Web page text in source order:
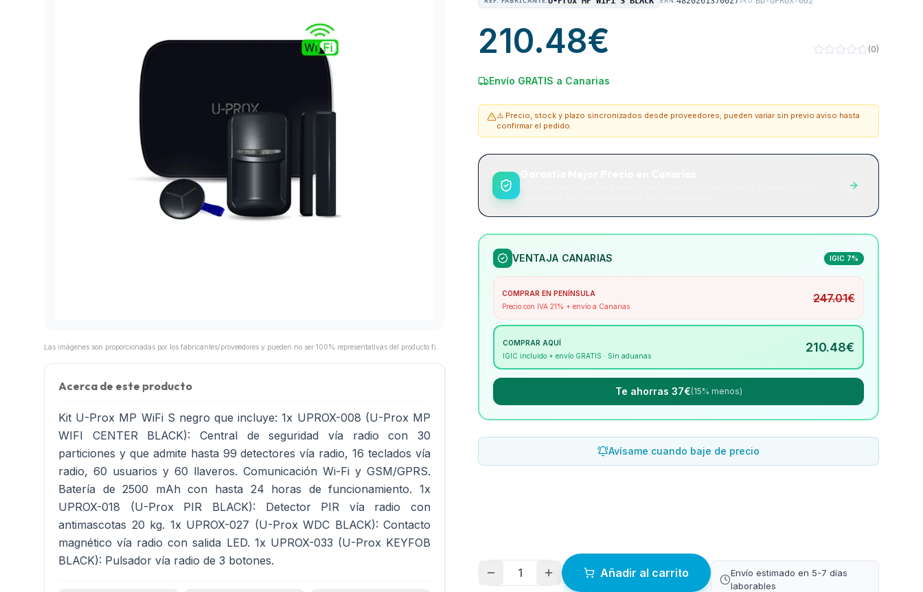
Acerca de este producto
Kit U-Prox MP WiFi S negro que incluye: 1x UPROX-008 (U-Prox MP
WIFI CENTER BLACK): Central de seguridad vía radio con 30
particiones y que admite hasta 99 detectores vía radio, 16 teclados vía
radio, 60 usuarios y 60 llaveros. Comunicación Wi-Fi y GSM/GPRS.
Batería de 2500 mAh con hasta 24 horas de funcionamiento. 1x
UPROX-018 (U-Prox PIR BLACK): Detector PIR vía radio con
antimascotas 20 kg. 1x UPROX-027 (U-Prox WDC BLACK): Contacto
magnético vía radio con salida LED. 1x UPROX-033 (U-Prox KEYFOB
BLACK): Pulsador vía radio de 3 botones.
210.48€ (0)
Envío GRATIS a Canarias
⚠️ Precio, stock y plazo sincronizados desde proveedores; pueden variar sin previo aviso hasta
confirmar el pedido.
VENTAJA CANARIAS IGIC 7%
COMPRAR EN PENÍNSULA
Precio con IVA 21% + envío a Canarias
247.01€
COMPRAR AQUÍ
IGIC incluido + envío GRATIS · Sin aduanas
210.48€
Te ahorras 37€(15% menos)
Avísame cuando baje de precio
1 Añadir al carrito
Envío estimado en 5-7 días
laborables